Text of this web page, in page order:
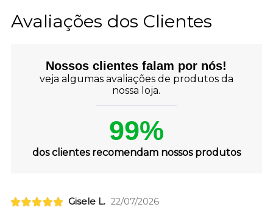
Avaliações dos Clientes
Nossos clientes falam por nós!
veja algumas avaliações de produtos da
nossa loja.
99%
dos clientes recomendam nossos produtos
Gisele L. 22/07/2026